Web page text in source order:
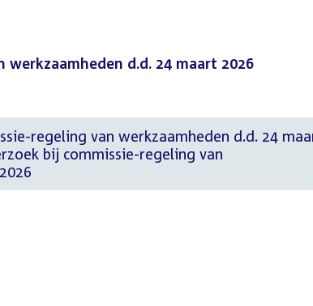
d.d. 24 maart 2026
regeling van werkzaamheden d.d. 24
bij commissie-regeling van